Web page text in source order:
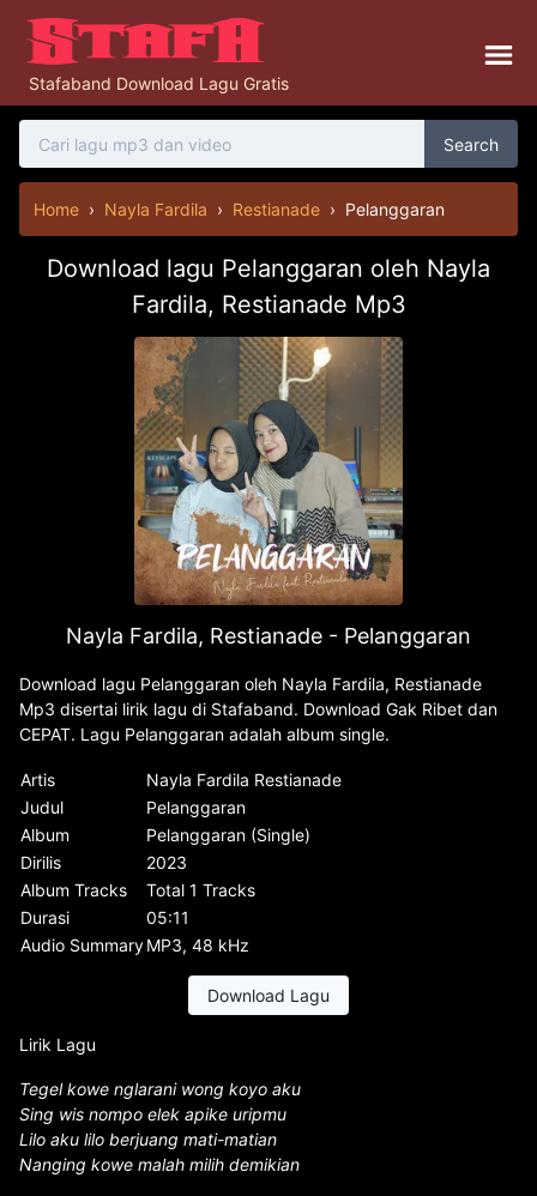
Stafaband Download Lagu Gratis
Search
Home › Nayla Fardila › Restianade › Pelanggaran
Download lagu Pelanggaran oleh Nayla
Fardila, Restianade Mp3
Nayla Fardila, Restianade - Pelanggaran
Download lagu Pelanggaran oleh Nayla Fardila, Restianade
Mp3 disertai lirik lagu di Stafaband. Download Gak Ribet dan
CEPAT. Lagu Pelanggaran adalah album single.
Artis
Nayla Fardila Restianade
Judul
Pelanggaran
Album
Pelanggaran (Single)
Dirilis
2023
Album Tracks
Total 1 Tracks
Durasi
05:11
Audio SummaryMP3, 48 kHz
Download Lagu
Lirik Lagu
Tegel kowe nglarani wong koyo aku
Sing wis nompo elek apike uripmu
Lilo aku lilo berjuang mati-matian
Nanging kowe malah milih demikian